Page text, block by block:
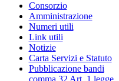
Consorzio
Amministrazione
Numeri utili
Link utili
Notizie
Carta Servizi e Statuto
Pubblicazione bandi